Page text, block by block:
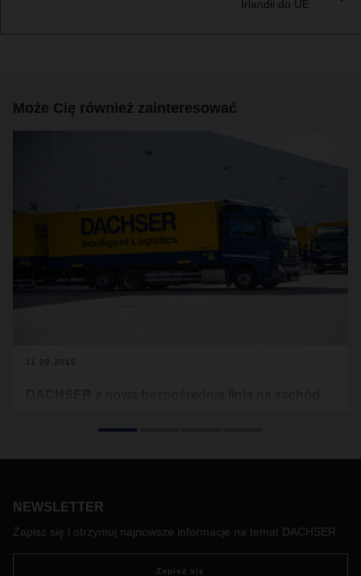
Irlandii do UE
Może Cię również zainteresować
11.09.2019
logistycznych, uruchomił nowe połączenie drobnicowe z
odbiorców w Nadrenii Północnej-Westfalii, a stamtąd także
NEWSLETTER
Zapisz się i otrzymuj najnowsze informacje na temat DACHSER
Zapisz się